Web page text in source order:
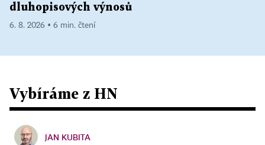
dluhopisových výnosů
6. 8. 2026 ▪ 6 min. čtení
Vybíráme z HN
JAN KUBITA